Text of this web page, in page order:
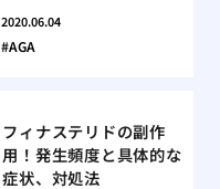
2020.06.04
AGA
フィナステリドの副作
用！発生頻度と具体的な
症状、対処法